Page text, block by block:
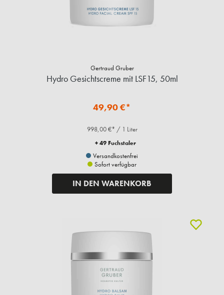
Gertraud Gruber
Hydro Gesichtscreme mit LSF15, 50ml
49,90 €*
998,00 €* / 1 Liter
+ 49 Fuchstaler
Versandkostenfrei
Sofort verfügbar
IN DEN WARENKORB